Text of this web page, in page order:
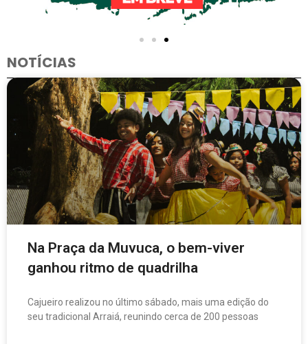
NOTÍCIAS
Na Praça da Muvuca, o bem-viver
ganhou ritmo de quadrilha
Cajueiro realizou no último sábado, mais uma edição do
seu tradicional Arraiá, reunindo cerca de 200 pessoas